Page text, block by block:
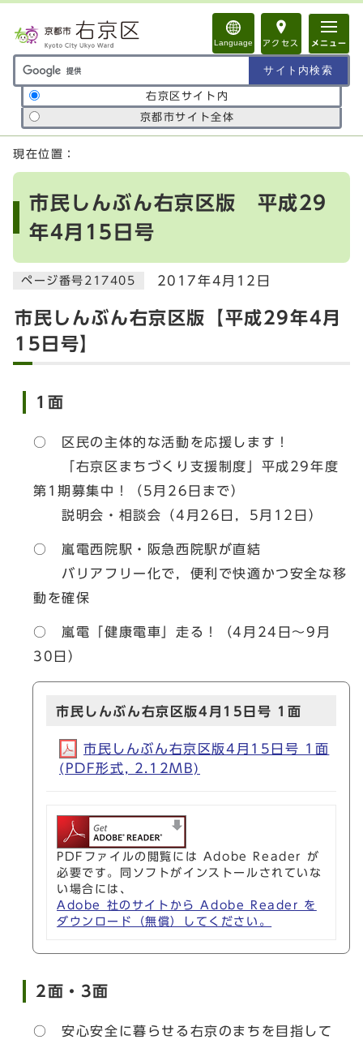
Language アクセス メニュー
サイト内検索の範囲
右京区サイト内
京都市サイト全体
ここから本文です
現在位置：
市民しんぶん右京区版 平成29
年4月15日号
ページ番号217405 2017年4月12日
市民しんぶん右京区版【平成29年4月
15日号】
1面
○ 区民の主体的な活動を応援します！
「右京区まちづくり支援制度」平成29年度
第1期募集中！（5月26日まで）
説明会・相談会（4月26日，5月12日）
○ 嵐電西院駅・阪急西院駅が直結
バリアフリー化で，便利で快適かつ安全な移
動を確保
○ 嵐電「健康電車」走る！（4月24日～9月
30日）
市民しんぶん右京区版4月15日号 1面
市民しんぶん右京区版4月15日号 1面
(PDF形式, 2.12MB)
PDFファイルの閲覧には Adobe Reader が
必要です。同ソフトがインストールされていな
い場合には、
Adobe 社のサイトから Adobe Reader を
ダウンロード（無償）してください。
2面・3面
○ 安心安全に暮らせる右京のまちを目指して